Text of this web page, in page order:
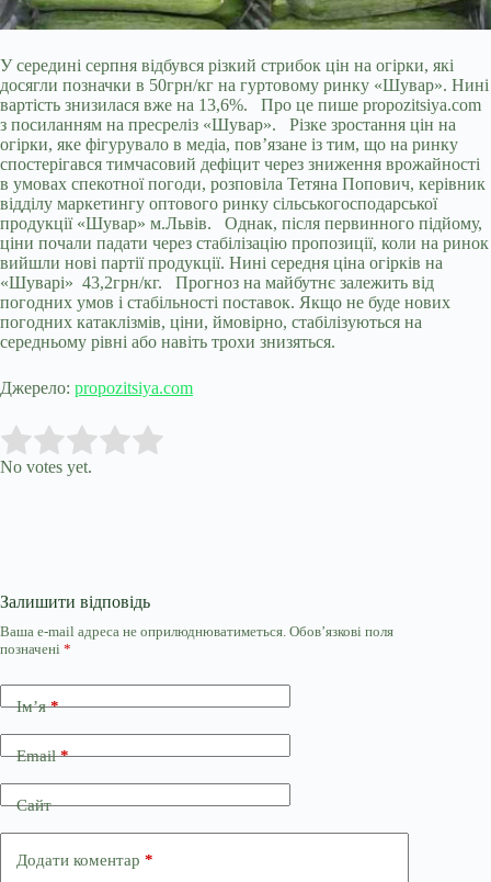
У середині серпня відбувся різкий стрибок цін на огірки, які
досягли позначки в 50грн/кг на гуртовому ринку «Шувар». Нині
вартість знизилася вже на 13,6%. Про це пише propozitsiya.com
з посиланням на пресреліз «Шувар». Різке зростання цін на
огірки, яке фігурувало в медіа, пов’язане із тим, що на ринку
спостерігався тимчасовий дефіцит через зниження врожайності
в умовах спекотної погоди, розповіла Тетяна Попович, керівник
відділу маркетингу оптового ринку сільськогосподарської
продукції «Шувар» м.Львів. Однак, після первинного підйому,
ціни почали падати через стабілізацію пропозиції, коли на ринок
вийшли нові партії продукції. Нині середня ціна огірків на
«Шуварі» 43,2грн/кг. Прогноз на майбутнє залежить від
погодних умов і стабільності поставок. Якщо не буде нових
погодних катаклізмів, ціни, ймовірно, стабілізуються на
середньому рівні або навіть трохи знизяться.
Джерело: propozitsiya.com
Rate this item:
No votes yet.
Залишити відповідь
Ваша e-mail адреса не оприлюднюватиметься. Обов’язкові поля
позначені *
Ім’я*
Email*
Сайт
Додати коментар *